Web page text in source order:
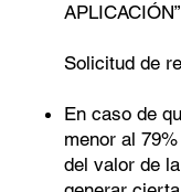
Solicitud de
En caso de
menor al
del valor de